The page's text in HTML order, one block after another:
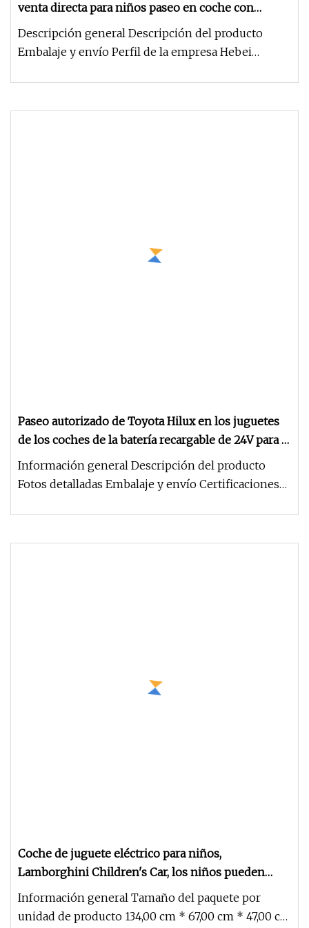
venta directa para niños paseo en coche con
música
Descripción general Descripción del producto
Embalaje y envío Perfil de la empresa Hebei
Paseo autorizado de Toyota Hilux en los juguetes
de los coches de la batería recargable de 24V para el
coche eléctrico de los niños
Información general Descripción del producto
Fotos detalladas Embalaje y envío Certificaciones
Coche de juguete eléctrico para niños,
Lamborghini Children's Car, los niños pueden
montar
Información general Tamaño del paquete por
unidad de producto 134,00 cm * 67,00 cm * 47,00 cm